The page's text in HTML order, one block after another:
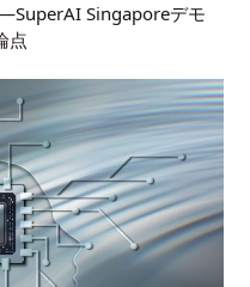
Singaporeデモ
点